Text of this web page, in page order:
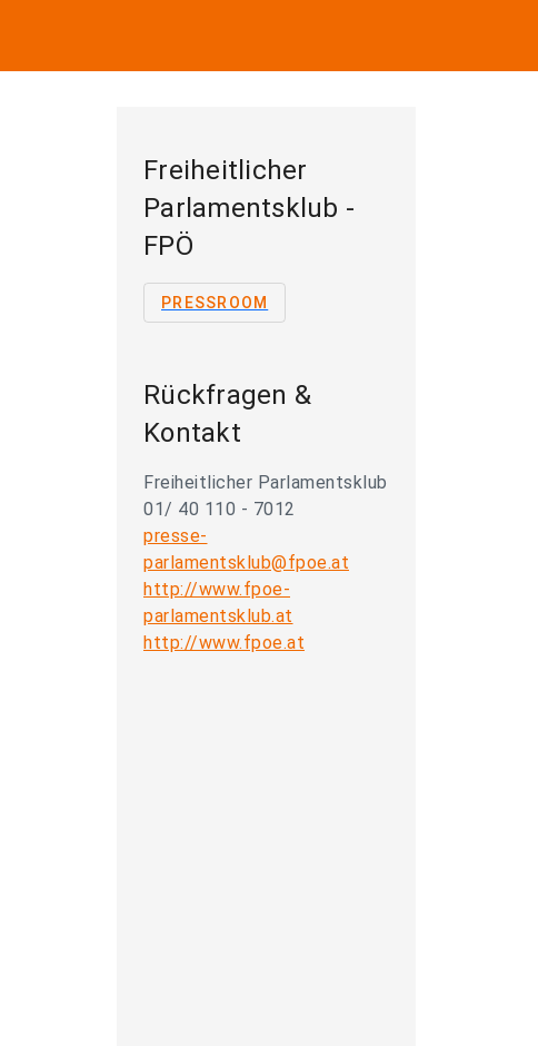
Freiheitlicher
Parlamentsklub -
FPÖ
PRESSROOM
Rückfragen &
Kontakt
Freiheitlicher Parlamentsklub
01/ 40 110 - 7012
presse-
parlamentsklub@fpoe.at
http://www.fpoe-
parlamentsklub.at
http://www.fpoe.at